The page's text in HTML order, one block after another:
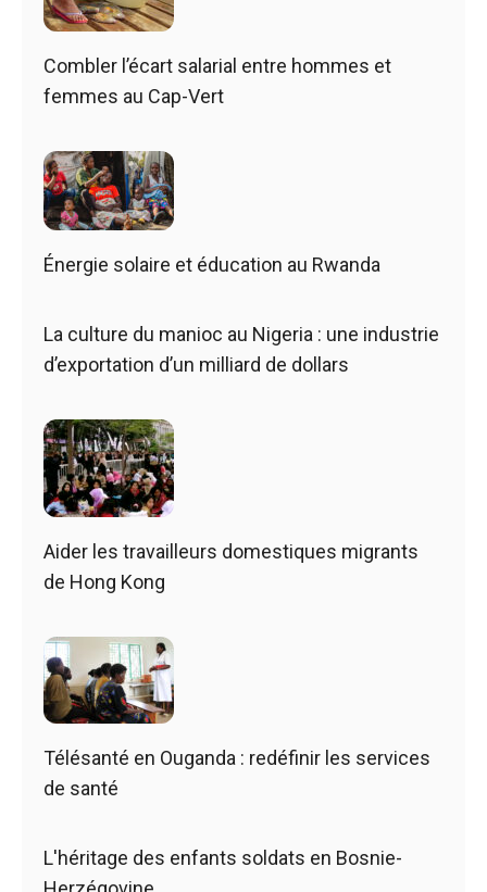
Combler l’écart salarial entre hommes et
femmes au Cap-Vert
Énergie solaire et éducation au Rwanda
La culture du manioc au Nigeria : une industrie
d’exportation d’un milliard de dollars
Aider les travailleurs domestiques migrants
de Hong Kong
Télésanté en Ouganda : redéfinir les services
de santé
L'héritage des enfants soldats en Bosnie-